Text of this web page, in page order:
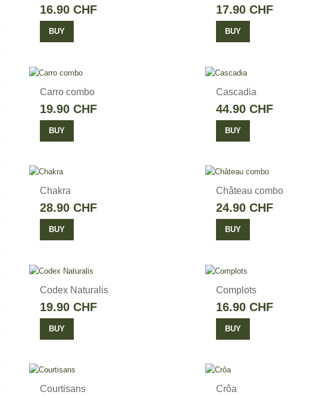
16.90 CHF
BUY
17.90 CHF
BUY
Carro combo
19.90 CHF
BUY
Cascadia
44.90 CHF
BUY
Chakra
28.90 CHF
BUY
Château combo
24.90 CHF
BUY
Codex Naturalis
19.90 CHF
BUY
Complots
16.90 CHF
BUY
Courtisans Crôa